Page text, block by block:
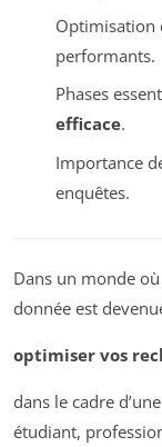
Optimisation
performants.
Phases
efficace.
Importance
enquêtes.
Dans un monde
donnée est
optimiser vos
dans le cadre
étudiant,